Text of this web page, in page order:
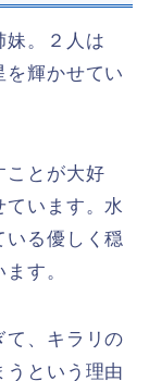
妹。２人は
を輝かせてい
ことが大好
ています。水
いる優しく穏
す。
て、キラリの
うという理由